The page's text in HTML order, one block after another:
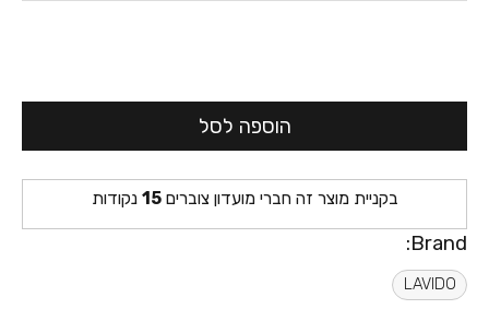
הוספה לסל
בקניית מוצר זה חברי מועדון צוברים15 נקודות
Brand:
LAVIDO